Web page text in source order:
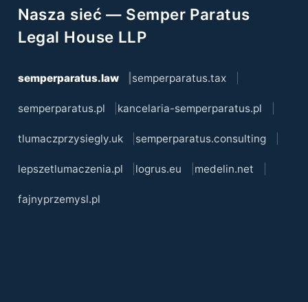
Nasza sieć — Semper Paratus
Legal House LLP
semperparatus.law semperparatus.tax
semperparatus.pl kancelaria-semperparatus.pl
tlumaczprzysiegly.uk semperparatus.consulting
lepszetlumaczenia.pl logrus.eu medelin.net
fajnyprzemysl.pl